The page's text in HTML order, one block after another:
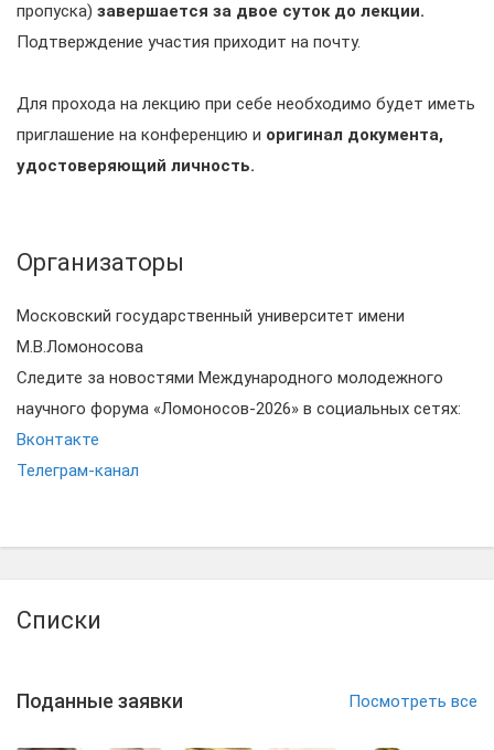
пропуска) завершается за двое суток до лекции.
Подтверждение участия приходит на почту.
Для прохода на лекцию при себе необходимо будет иметь
приглашение на конференцию и оригинал документа,
удостоверяющий личность.
Организаторы
Московский государственный университет имени
М.В.Ломоносова
Следите за новостями Международного молодежного
научного форума «Ломоносов-2026» в социальных сетях:
Вконтакте
Телеграм-канал
Списки
Поданные заявки Посмотреть все